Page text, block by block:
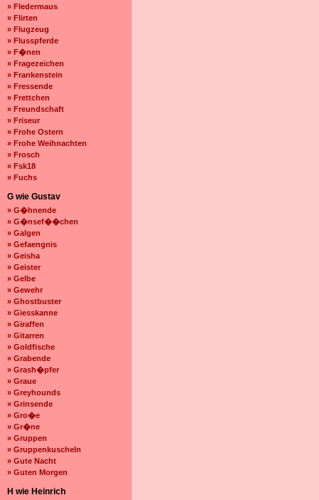
» Fledermaus
» Flirten
» Flugzeug
» Flusspferde
» F�nen
» Fragezeichen
» Frankenstein
» Fressende
» Frettchen
» Freundschaft
» Friseur
» Frohe Ostern
» Frohe Weihnachten
» Frosch
» Fsk18
» Fuchs
G wie Gustav
» G�hnende
» G�nsef��chen
» Galgen
» Gefaengnis
» Geisha
» Geister
» Gelbe
» Gewehr
» Ghostbuster
» Giesskanne
» Giraffen
» Gitarren
» Goldfische
» Grabende
» Grash�pfer
» Graue
» Greyhounds
» Grinsende
» Gro�e
» Gr�ne
» Gruppen
» Gruppenkuscheln
» Gute Nacht
» Guten Morgen
H wie Heinrich